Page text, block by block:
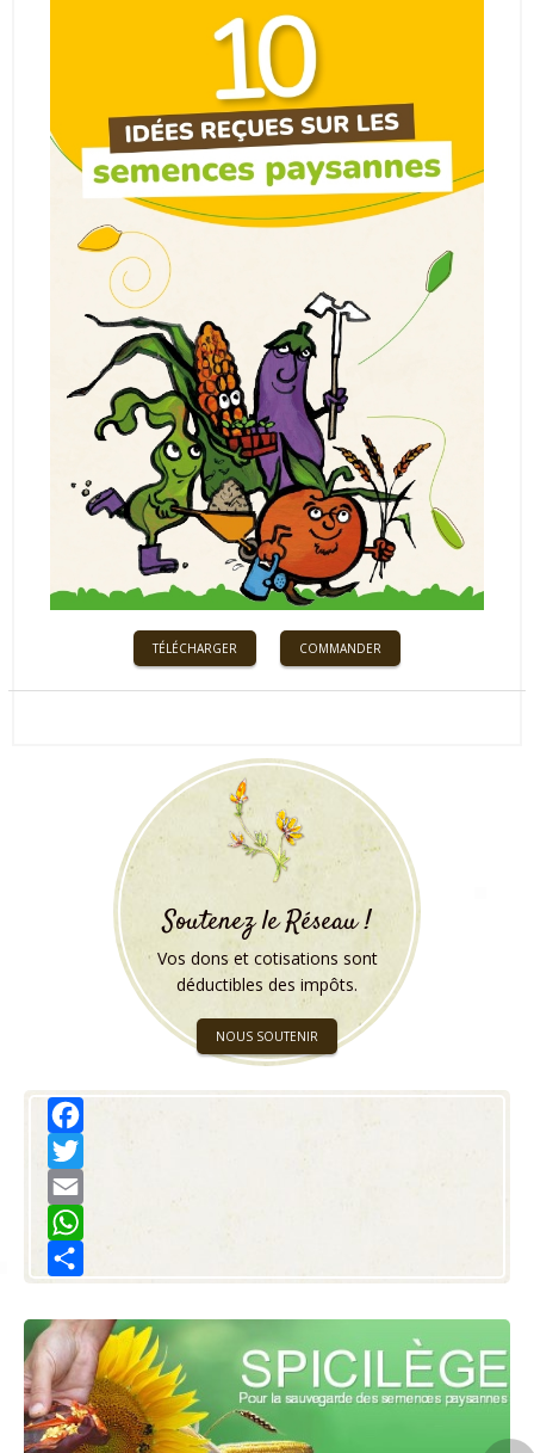
TÉLÉCHARGER COMMANDER
Soutenez le Réseau !
Vos dons et cotisations sont
déductibles des impôts.
NOUS SOUTENIR
Facebook
Twitter
Email
WhatsApp